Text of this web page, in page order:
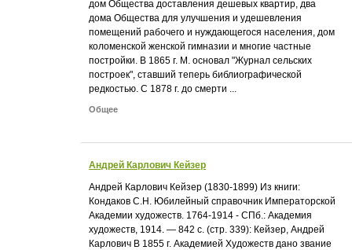
дом Общества доставления дешевых квартир, два
дома Общества для улучшения и удешевления
помещений рабочего и нуждающегося населения, дом
коломенской женской гимназии и многие частные
постройки. В 1865 г. М. основал "Журнал сельских
построек", ставший теперь библиографической
редкостью. С 1878 г. до смерти ...
Общее
Андрей Карлович Кейзер
Андрей Карлович Кейзер (1830-1899) Из книги:
Кондаков С.Н. Юбилейный справочник Императорской
Академии художеств. 1764-1914 - СПб.: Академия
художеств, 1914. — 842 с. (стр. 339): Кейзер, Андрей
Карлович В 1855 г. Академией Художеств дано звание